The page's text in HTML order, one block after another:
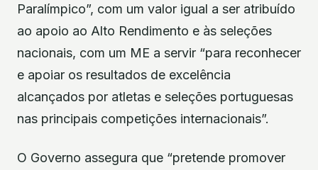
Paralímpico”, com um valor igual a ser atribuído
ao apoio ao Alto Rendimento e às seleções
nacionais, com um ME a servir “para reconhecer
e apoiar os resultados de excelência
alcançados por atletas e seleções portuguesas
nas principais competições internacionais”.
O Governo assegura que “pretende promover